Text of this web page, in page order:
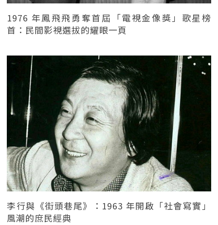
1976 年鳳飛飛勇奪首屆「電視金像獎」歌星榜
首：民間影視選拔的耀眼一頁
李行與《街頭巷尾》：1963 年開啟「社會寫實」
風潮的庶民經典